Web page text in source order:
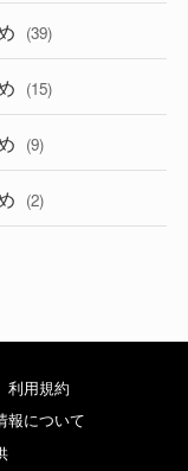
(39)
(15)
(9)
(2)
利用規約
報について